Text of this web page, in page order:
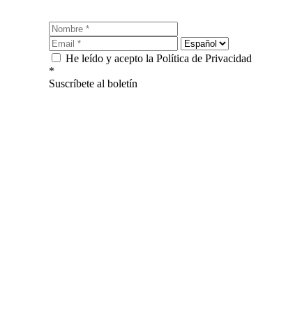
He leído y acepto la Política de Privacidad
*
Suscríbete al boletín